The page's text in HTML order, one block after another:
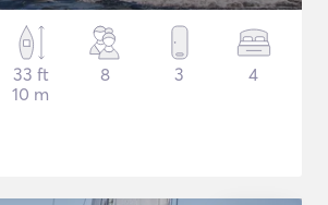
33 ft
10 m
8 3 4